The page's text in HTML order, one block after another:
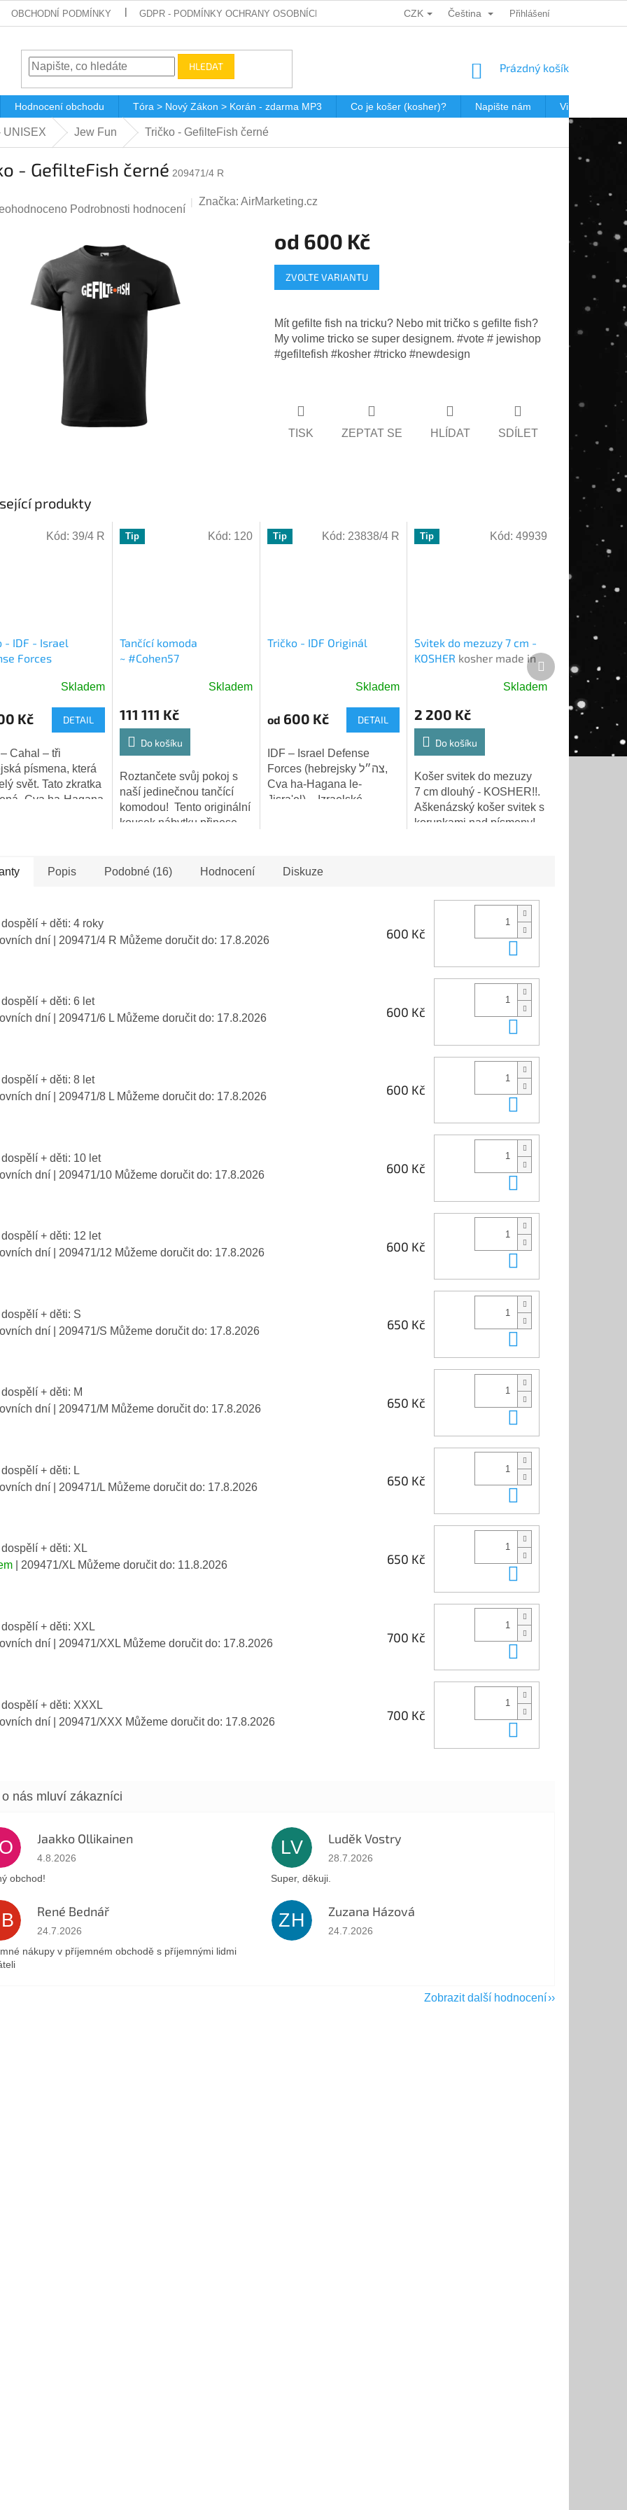
OBCHODNÍ PODMÍNKY GDPR - PODMÍNKY OCHRANY OSOBNÍCH ÚDAJŮ DÁRKOVÉ KUPONY POŠTOVNÉ V JEWISHOP
CZK Čeština Přihlášení
HLEDAT
NÁKUPNÍ
Prázdný košík
Hodnocení obchodu Tóra > Nový Zákon > Korán - zdarma MP3 Co je košer (kosher)? Napište nám Virtualní
UNISEX Jew Fun Tričko - GefilteFish černé
- GefilteFish černé 209471/4 R
Podrobnosti hodnocení
Značka: AirMarketing.cz
od 600 Kč
Měrná
cena:
ZVOLTE VARIANTU
Mít gefilte fish na tricku? Nebo mit tričko s gefilte fish?
My volime tricko se super designem. #vote # jewishop
#gefiltefish #kosher #tricko #newdesign
TISK ZEPTAT SE HLÍDAT SDÍLET
produkty
- IDF - Israel
Forces
Skladem
Kč DETAIL
písmena, která
svět. Tato zkratka
„Cva ha-Hagana
Kód: 39/4 R Tip
Tančící komoda
~ #Cohen57
Skladem
111 111 Kč
Do košíku
Roztančete svůj pokoj s
naší jedinečnou tančící
komodou! Tento originální
kousek nábytku přinese
hravosti a uměleckého...
Kód: 120 Tip
Tričko - IDF Originál
produktu
5,0
z
5
hvězdiček.
Skladem
od 600 Kč DETAIL
IDF – Israel Defense
Forces (hebrejsky צה״ל,
Cva ha-Hagana le-
Jisra'el) – Izraelské
Kód: 23838/4 R Tip
Svitek do mezuzy 7 cm -
KOSHER kosher made in
Skladem
2 200 Kč
Do košíku
Košer svitek do mezuzy
7 cm dlouhý - KOSHER!!.
Aškenázský košer svitek s
korunkami nad písmeny!
Kód: 49939
Další
produkt
Popis Podobné (16) Hodnocení Diskuze
+ děti: 4 roky
dní
| 209471/4 R Můžeme doručit do: 17.8.2026 600 Kč
+ děti: 6 let
dní
| 209471/6 L Můžeme doručit do: 17.8.2026 600 Kč
+ děti: 8 let
dní
| 209471/8 L Můžeme doručit do: 17.8.2026 600 Kč
+ děti: 10 let
dní
| 209471/10 Můžeme doručit do: 17.8.2026 600 Kč
+ děti: 12 let
dní
| 209471/12 Můžeme doručit do: 17.8.2026 600 Kč
+ děti: S
dní
| 209471/S Můžeme doručit do: 17.8.2026 650 Kč
+ děti: M
dní
| 209471/M Můžeme doručit do: 17.8.2026 650 Kč
+ děti: L
dní
| 209471/L Můžeme doručit do: 17.8.2026 650 Kč
+ děti: XL
| 209471/XL Můžeme doručit do: 11.8.2026 650 Kč
+ děti: XXL
dní
| 209471/XXL Můžeme doručit do: 17.8.2026 700 Kč
+ děti: XXXL
dní
| 209471/XXX Můžeme doručit do: 17.8.2026 700 Kč
Jaakko Ollikainen
Hodnocení obchodu je 5 z 5 hvězdiček.
4.8.2026
obchod!
LV Luděk Vostry
Hodnocení obchodu je 5 z 5 hvězdiček.
28.7.2026
Super, děkuji.
René Bednář
Hodnocení obchodu je 5 z 5 hvězdiček.
24.7.2026
nákupy v příjemném obchodě s příjemnými lidmi
ZH Zuzana Házová
Hodnocení obchodu je 5 z 5 hvězdiček.
24.7.2026
Zobrazit další hodnocení